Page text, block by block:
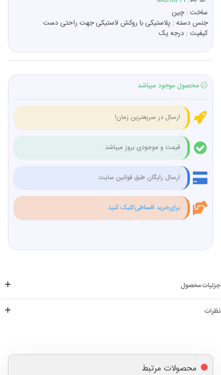
ساخت : چین
جنس دسته : پلاستیکی با روکش لاستیکی جهت راحتی دست
کیفیت : درجه یک
محصول موجود میباشد
ارسال در سریعترین زمان!
قیمت و موجودی بروز میباشد.
ارسال رایگان طبق قوانین سایت.
برای‌خرید اقساطی‌کلیک کنید.
جزئیات محصول
نظرات
محصولات مرتبط